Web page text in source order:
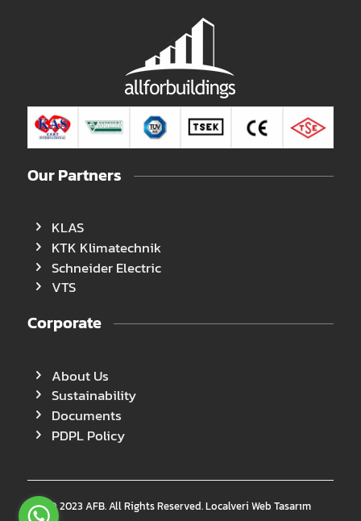
Our Partners
KLAS
KTK Klimatechnik
Schneider Electric
VTS
Corporate
About Us
Sustainability
Documents
PDPL Policy
© 2023 AFB. All Rights Reserved.Localveri Web Tasarım